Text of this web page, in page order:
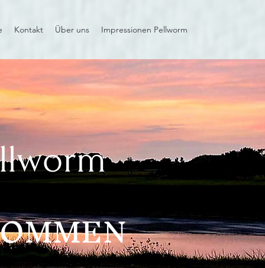
Kontakt Über uns Impressionen Pellworm